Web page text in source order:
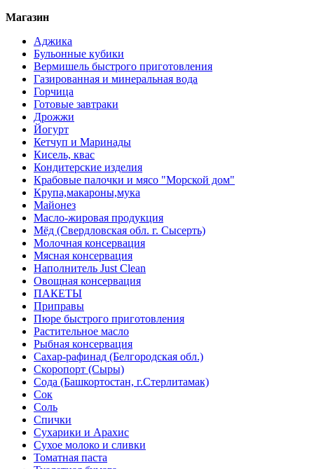
Магазин
Аджика
Бульонные кубики
Вермишель быстрого приготовления
Газированная и минеральная вода
Горчица
Готовые завтраки
Дрожжи
Йогурт
Кетчуп и Маринады
Кисель, квас
Кондитерские изделия
Крабовые палочки и мясо "Морской дом"
Крупа,макароны,мука
Майонез
Масло-жировая продукция
Мёд (Свердловская обл. г. Сысерть)
Молочная консервация
Мясная консервация
Наполнитель Just Clean
Овощная консервация
ПАКЕТЫ
Приправы
Пюре быстрого приготовления
Растительное масло
Рыбная консервация
Сахар-рафинад (Белгородская обл.)
Скоропорт (Сыры)
Сода (Башкортостан, г.Стерлитамак)
Сок
Соль
Спички
Сухарики и Арахис
Сухое молоко и сливки
Томатная паста